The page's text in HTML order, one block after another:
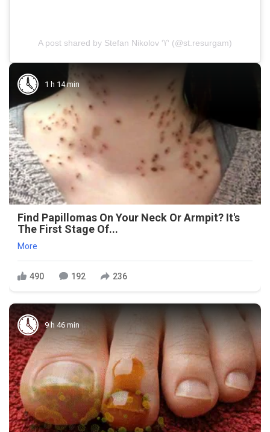
A post shared by Stefan Nikolov ♈ (@st.resurgam)
1 h 14 min
Find Papillomas On Your Neck Or Armpit? It's
The First Stage Of...
More
490 192 236
9 h 46 min